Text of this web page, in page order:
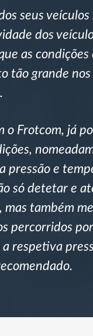
de acesso
Combustível
e
as funcionalidades
seus
dos
as
tão grande
o Frotcom, já
pressão e
só detetar e
mas também
percorridos
respetiva